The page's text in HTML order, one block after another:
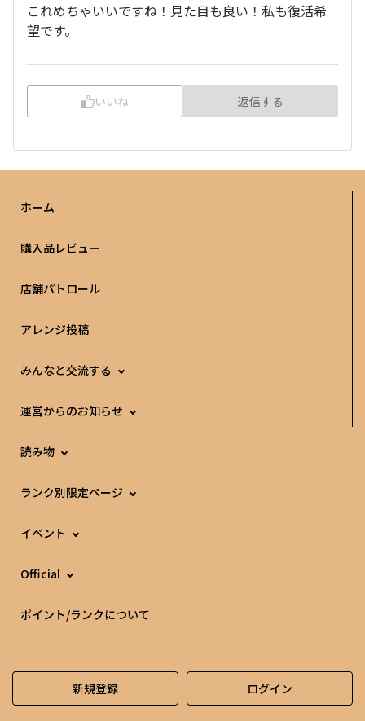
これめちゃいいですね！見た目も良い！私も復活希
望です。
いいね 返信する
ホーム
購入品レビュー
店舗パトロール
アレンジ投稿
みんなと交流する
運営からのお知らせ
読み物
ランク別限定ページ
イベント
Official
ポイント/ランクについて
新規登録 ログイン